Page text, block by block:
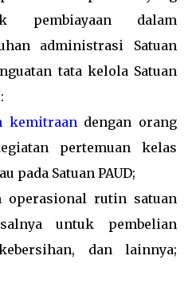
pembiayaan dalam
administrasi Satuan
tata kelola Satuan
kemitraan dengan orang
pertemuan kelas
pada Satuan PAUD;
operasional rutin satuan
untuk pembelian
dan lainnya;